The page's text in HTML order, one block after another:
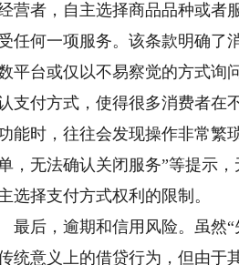
营者，自主选择商品品种或者
任何一项服务。该条款明确了
平台或仅以不易察觉的方式询
支付方式，使得很多消费者在
能时，往往会发现操作非常繁
，无法确认关闭服务”等提示
选择支付方式权利的限制。
后，逾期和信用风险。虽然“
统意义上的借贷行为，但由于